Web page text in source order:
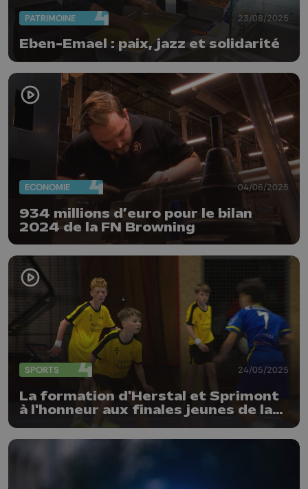
PATRIMOINE 23/08/2025
Eben-Emael : paix, jazz et solidarité
ECONOMIE 04/06/2025
934 millions d’euro pour le bilan
2024 de la FN Browning
SPORTS 24/05/2025
La formation d'Herstal et Sprimont
à l'honneur aux finales jeunes de la